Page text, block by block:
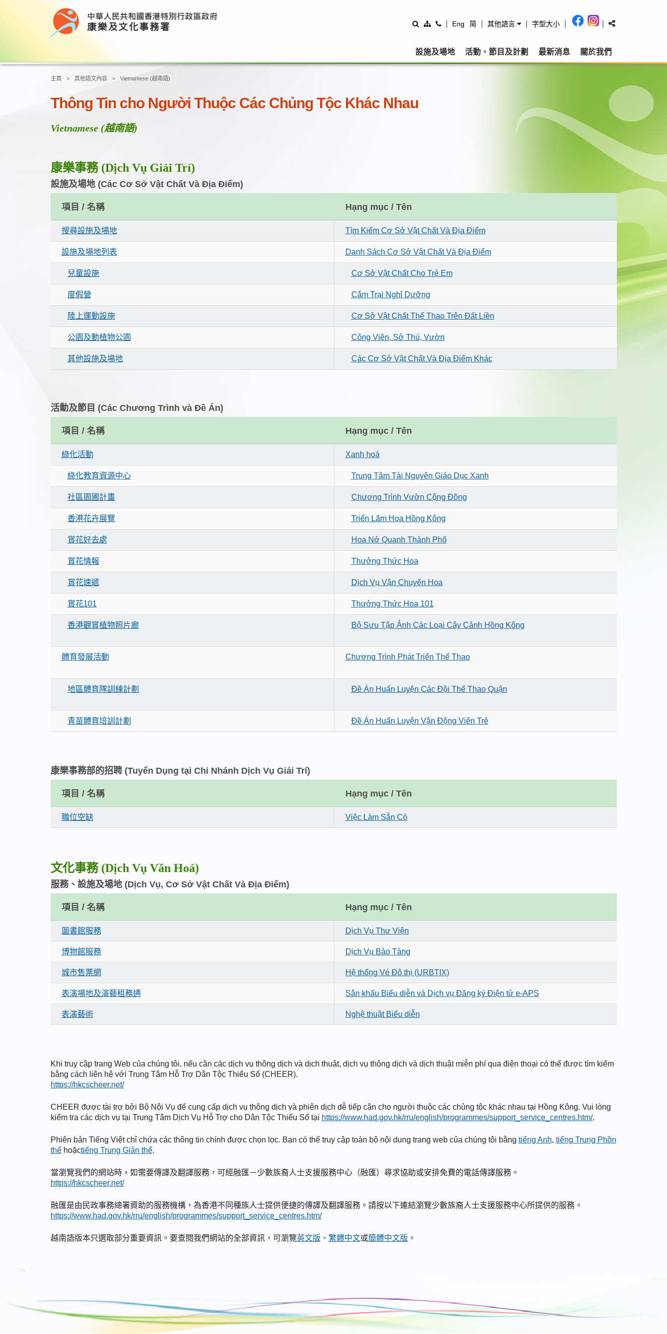
Eng 简 其他語言 字型大小
設施及場地 活動、節目及計劃 最新消息 關於我們
主頁 其他語文內容 Vietnamese (越南語)
Thông Tin cho Người Thuộc Các Chủng Tộc Khác Nhau
Vietnamese (越南語)
康樂事務 (Dịch Vụ Giải Trí)
設施及場地 (Các Cơ Sở Vật Chất Và Địa Điểm)
項目 / 名稱 Hạng mục / Tên
搜尋設施及場地 Tìm Kiếm Cơ Sở Vật Chất Và Địa Điểm
設施及場地列表 Danh Sách Cơ Sở Vật Chất Và Địa Điểm
兒童設施 Cơ Sở Vật Chất Cho Trẻ Em
度假營 Cắm Trại Nghỉ Dưỡng
陸上運動設施 Cơ Sở Vật Chất Thể Thao Trên Đất Liền
公園及動植物公園 Công Viên, Sở Thú, Vườn
其他設施及場地 Các Cơ Sở Vật Chất Và Địa Điểm Khác
活動及節目 (Các Chương Trình và Đề Án)
項目 / 名稱 Hạng mục / Tên
綠化活動 Xanh hoá
綠化教育資源中心 Trung Tâm Tài Nguyên Giáo Dục Xanh
社區園圃計畫 Chương Trình Vườn Cộng Đồng
香港花卉展覽 Triển Lãm Hoa Hồng Kông
賞花好去處 Hoa Nở Quanh Thành Phố
賞花情報 Thưởng Thức Hoa
賞花速遞 Dịch Vụ Vận Chuyển Hoa
賞花101 Thưởng Thức Hoa 101
香港觀賞植物照片廊 Bộ Sưu Tập Ảnh Các Loại Cây Cảnh Hồng Kông
體育發展活動 Chương Trình Phát Triển Thể Thao
地區體育隊訓練計劃 Đề Án Huấn Luyện Các Đội Thể Thao Quận
青苗體育培訓計劃 Đề Án Huấn Luyện Vận Động Viên Trẻ
康樂事務部的招聘 (Tuyển Dụng tại Chi Nhánh Dịch Vụ Giải Trí)
項目 / 名稱 Hạng mục / Tên
職位空缺 Việc Làm Sẵn Có
文化事務 (Dịch Vụ Văn Hoá)
服務、設施及場地 (Dịch Vụ, Cơ Sở Vật Chất Và Địa Điểm)
項目 / 名稱 Hạng mục / Tên
圖書館服務 Dịch Vụ Thư Viện
博物館服務 Dịch Vụ Bảo Tàng
城市售票網 Hệ thống Vé Đô thị (URBTIX)
表演場地及演藝租務通 Sân khấu Biểu diễn và Dịch vụ Đăng ký Điện tử e-APS
表演藝術 Nghệ thuật Biểu diễn
Khi truy cập trang Web của chúng tôi, nếu cần các dịch vụ thông dịch và dịch thuật, dịch vụ thông dịch và dịch thuật miễn phí qua điện thoại có thể được tìm kiếm
bằng cách liên hệ với Trung Tâm Hỗ Trợ Dân Tộc Thiểu Số (CHEER).
https://hkcscheer.net/
CHEER được tài trợ bởi Bộ Nội Vụ để cung cấp dịch vụ thông dịch và phiên dịch dễ tiếp cận cho người thuộc các chủng tộc khác nhau tại Hồng Kông. Vui lòng
kiểm tra các dịch vụ tại Trung Tâm Dịch Vụ Hỗ Trợ cho Dân Tộc Thiểu Số tại https://www.had.gov.hk/rru/english/programmes/support_service_centres.htm/.
Phiên bản Tiếng Việt chỉ chứa các thông tin chính được chọn lọc. Bạn có thể truy cập toàn bộ nội dung trang web của chúng tôi bằng tiếng Anh, tiếng Trung Phồn
thểhoặctiếng Trung Giản thể.
當瀏覽我們的網站時，如需要傳譯及翻譯服務，可經融匯－少數族裔人士支援服務中心（融匯）尋求協助或安排免費的電話傳譯服務。
https://hkcscheer.net/
融匯是由民政事務總署資助的服務機構，為香港不同種族人士提供便捷的傳譯及翻譯服務。請按以下連結瀏覽少數族裔人士支援服務中心所提供的服務。
https://www.had.gov.hk/rru/english/programmes/support_service_centres.htm/
越南語版本只選取部分重要資訊。要查閱我們網站的全部資訊，可瀏覽英文版 、 繁體中文或簡體中文版 。